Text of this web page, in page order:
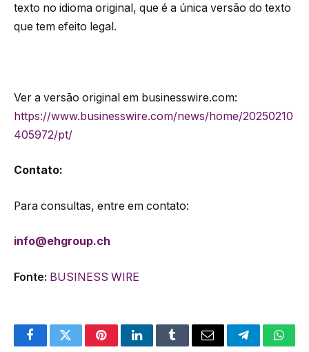
texto no idioma original, que é a única versão do texto
que tem efeito legal.
Ver a versão original em businesswire.com:
https://www.businesswire.com/news/home/20250210
405972/pt/
Contato:
Para consultas, entre em contato:
info@ehgroup.ch
Fonte: BUSINESS WIRE
FacebookTwitterPinterestLinkedInTumblrEmail Telegram